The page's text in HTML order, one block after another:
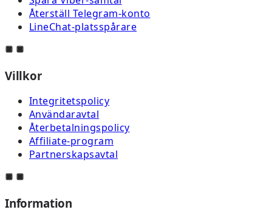
Återställ Telegram-konto
LineChat-platsspårare
Villkor
Integritetspolicy
Användaravtal
Återbetalningspolicy
Affiliate-program
Partnerskapsavtal
Information